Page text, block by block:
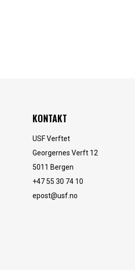
KONTAKT
USF Verftet
Georgernes Verft 12
5011 Bergen
+47 55 30 74 10
epost@usf.no